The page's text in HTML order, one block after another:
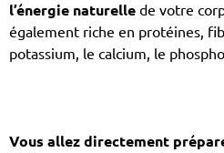
l’énergie naturelle de votre
également riche en protéines,
potassium, le calcium, le
Vous allez directement